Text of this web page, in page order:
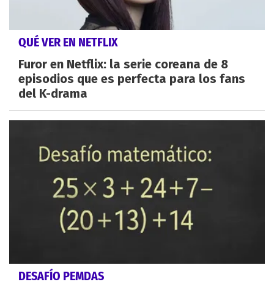
QUÉ VER EN NETFLIX
Furor en Netflix: la serie coreana de 8
episodios que es perfecta para los fans
del K-drama
DESAFÍO PEMDAS